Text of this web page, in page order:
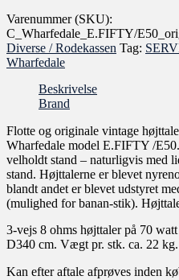
Varenummer (SKU):
C_Wharfedale_E.FIFTY/
Diverse / Rodekassen Tag:
Wharfedale
Beskrivelse
Brand
Flotte og originale vintage
Wharfedale model E.FIFTY /
velholdt stand – naturligvis med
stand. Højttalerne er blevet
blandt andet er blevet udstyret
(mulighed for banan-stik).
3-vejs 8 ohms højttaler på 70
D340 cm. Vægt pr. stk. ca. 22 kg.
Kan efter aftale afprøves inden